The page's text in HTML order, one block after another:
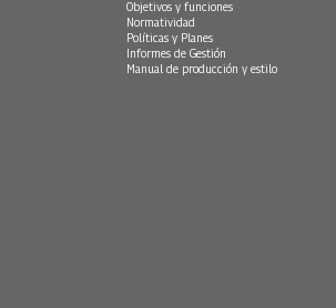
Objetivos y funciones
Normatividad
Políticas y Planes
Informes de Gestión
Manual de producción y estilo